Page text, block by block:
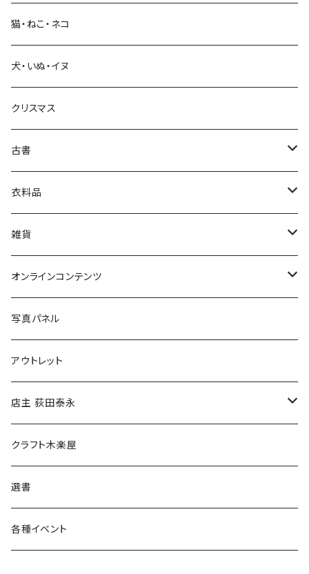
生活・暮らし
芸術・絵画・写真
絵本・児童書
娯楽・エンターテインメント
猫・ねこ・ネコ
犬・いぬ・イヌ
クリスマス
古書
古書セット
美術
衣料品
POLEWARDS
Tシャツ
雑貨
バッグ
ブックカバー
マグカップ
傘
食料品
その他
オンラインコンテンツ
冒険クロストーク
写真パネル
アウトレット
店主 荻田泰永
書籍
ウェア
クラフト木楽屋
選書
各種イベント